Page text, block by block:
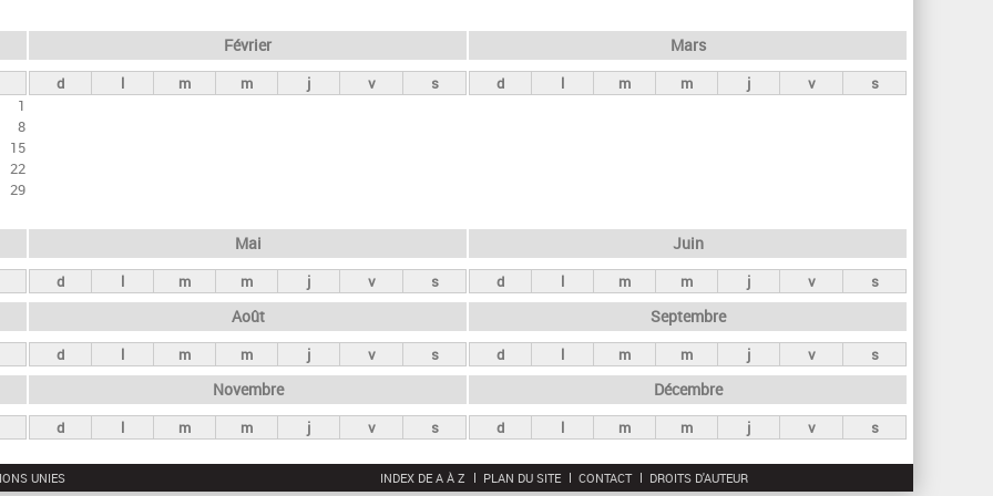
r
c
1
8
15
22
29
Février
d l m m j v s
Mars
d l m m j v s
Mai
d l m m j v s
Juin
d l m m j v s
Août
d l m m j v s
Septembre
d l m m j v s
Novembre
d l m m j v s
Décembre
d l m m j v s
UNIES INDEX DE A À Z PLAN DU SITE CONTACT DROITS D'AUTEUR